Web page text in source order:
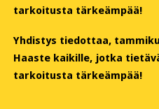
tarkoitusta tärkeämpää!
Yhdistys tiedottaa,
Haaste kaikille, jotka
tarkoitusta tärkeämpää!